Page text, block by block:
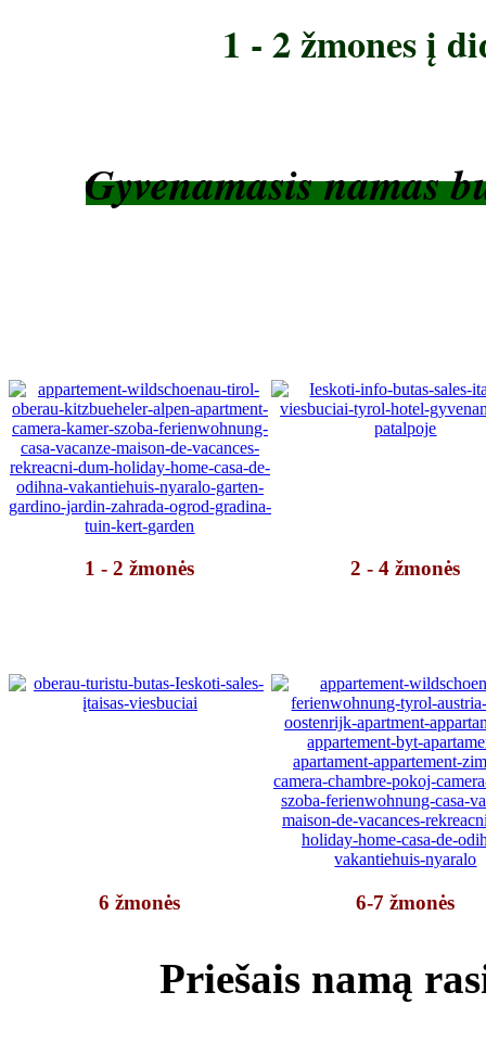
1 - 2 žmones į
Gyvenamasis namas
1 -2 žmonės 2 -4 žmonės
6 žmonės 6-7 žmonės
Priešais namą